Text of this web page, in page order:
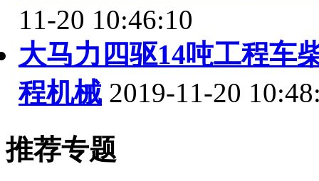
11-20 10:46:10
大马力四驱14吨工程车
程机械 2019-11-20
推荐专题